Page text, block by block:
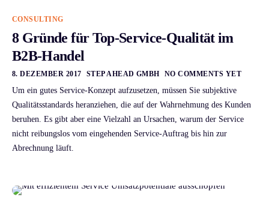
CONSULTING
8 Gründe für Top-Service-Qualität im
B2B-Handel
8. DEZEMBER 2017 STEP AHEAD GMBH NO COMMENTS YET
Um ein gutes Service-Konzept aufzusetzen, müssen Sie subjektive
Qualitätsstandards heranziehen, die auf der Wahrnehmung des Kunden
beruhen. Es gibt aber eine Vielzahl an Ursachen, warum der Service
nicht reibungslos vom eingehenden Service-Auftrag bis hin zur
Abrechnung läuft.